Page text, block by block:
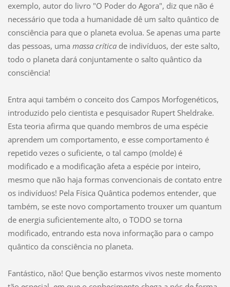
exemplo, autor do livro "O Poder do Agora", diz que não é
necessário que toda a humanidade dê um salto quântico de
consciência para que o planeta evolua. Se apenas uma parte
das pessoas, uma massa crítica de indivíduos, der este salto,
todo o planeta dará conjuntamente o salto quântico da
consciência!
Entra aqui também o conceito dos Campos Morfogenéticos,
introduzido pelo cientista e pesquisador Rupert Sheldrake.
Esta teoria afirma que quando membros de uma espécie
aprendem um comportamento, e esse comportamento é
repetido vezes o suficiente, o tal campo (molde) é
modificado e a modificação afeta a espécie por inteiro,
mesmo que não haja formas convencionais de contato entre
os indivíduos! Pela Física Quântica podemos entender, que
também, se este novo comportamento trouxer um quantum
de energia suficientemente alto, o TODO se torna
modificado, entrando esta nova informação para o campo
quântico da consciência no planeta.
Fantástico, não! Que benção estarmos vivos neste momento